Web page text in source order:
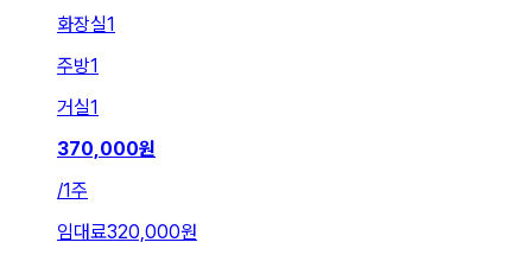
화장실1
주방1
거실1
370,000원
/1주
임대료320,000원